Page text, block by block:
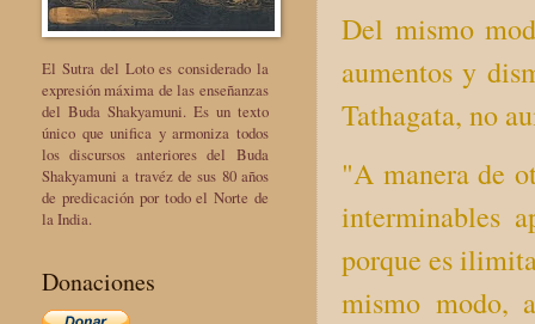
Del mismo
aumentos y
Tathagata, no
"A manera de
interminables
porque es
mismo modo,
El Sutra del Loto es considerado la
expresión máxima de las enseñanzas
del Buda Shakyamuni. Es un texto
único que unifica y armoniza todos
los discursos anteriores del Buda
Shakyamuni a travéz de sus 80 años
de predicación por todo el Norte de
la India.
Donaciones